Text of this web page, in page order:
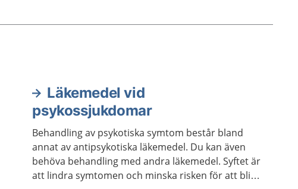
Läkemedel vid
psykossjukdomar
Behandling av psykotiska symtom består bland
annat av antipsykotiska läkemedel. Du kan även
behöva behandling med andra läkemedel. Syftet är
att lindra symtomen och minska risken för att bli